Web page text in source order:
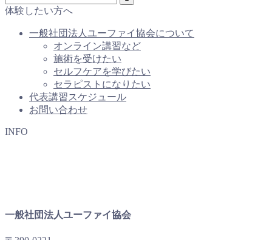
体験したい方へ
一般社団法人ユーファイ協会について
オンライン講習など
施術を受けたい
セルフケアを学びたい
セラピストになりたい
代表講習スケジュール
お問い合わせ
INFO
一般社団法人ユーファイ協会